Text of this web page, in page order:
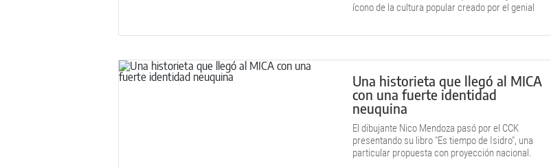
ícono de la cultura popular creado por el genial
Una historieta que llegó al MICA
con una fuerte identidad
neuquina
El dibujante Nico Mendoza pasó por el CCK
presentando su libro "Es tiempo de Isidro", una
particular propuesta con proyección nacional.